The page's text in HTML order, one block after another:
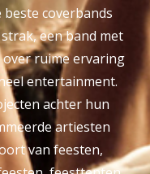
coverbands
een band met
over ruime ervaring
entertainment.
achter hun
artiesten
van feesten,